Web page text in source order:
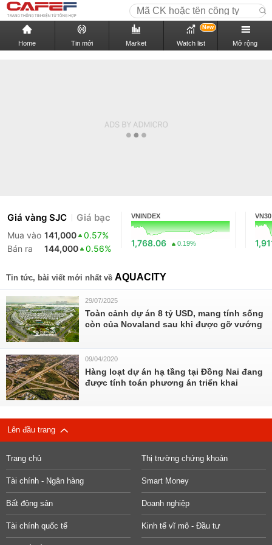
Home Tin mới Market Watch list
New
Mở rộng
Giá vàng SJC Giá bạc
Mua vào 141,000
0.57%
Bán ra
144,000 0.56%
VNINDEX
1,768.06 0.19%
VN30
Tin tức, bài viết mới nhất về AQUACITY
29/07/2025
Toàn cảnh dự án 8 tỷ USD, mang tính sống
còn của Novaland sau khi được gỡ vướng
09/04/2020
Hàng loạt dự án hạ tầng tại Đồng Nai đang
được tính toán phương án triển khai
Lên đầu trang
Trang chủ Thị trường chứng khoán
Tài chính - Ngân hàng Smart Money
Bất động sản Doanh nghiệp
Tài chính quốc tế Kinh tế vĩ mô - Đầu tư